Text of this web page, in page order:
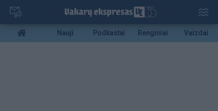
Pereiti
pagrindinį
turinį
Mobile
menu
Nauji Podkastai Renginiai Vaizdai